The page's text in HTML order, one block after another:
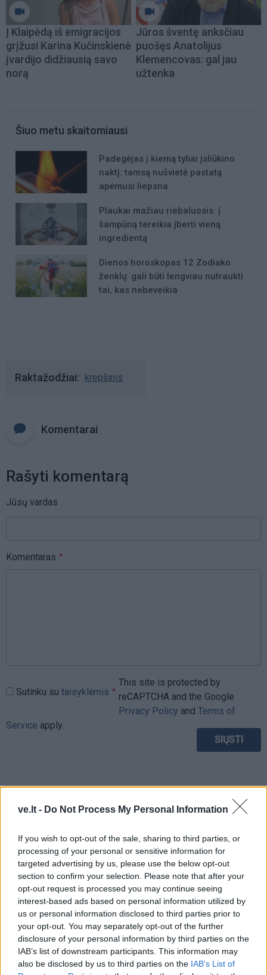
ve.lt - Do Not Process My Personal Information
If you wish to opt-out of the sale, sharing to third parties, or
processing of your personal or sensitive information for
targeted advertising by us, please use the below opt-out
section to confirm your selection. Please note that after your
opt-out request is processed you may continue seeing
interest-based ads based on personal information utilized by
us or personal information disclosed to third parties prior to
your opt-out. You may separately opt-out of the further
disclosure of your personal information by third parties on the
IAB’s list of downstream participants. This information may
also be disclosed by us to third parties on the IAB’s List of
Į Klaipėdą iš emigracijos
grįžusi Karina Kučinskienė
įvardijo didžiausią savo
norą
Jūros šventę anksčiau
puošęs Anatolijus
Klemencovas: gal jau
užtenka
Šiuo metu skaitomiausi
Padegėjas į kiemą tyliai įsliūkino
naktį: tamsą nušvietė pastatą
apėmusi liepsna
Plaukai mažiau riebaluosis: į
šampūną tereikia įberti vieną
ingredientą
Dienos horoskopas 12 Zodiako
ženklų: gali būti lengviau nutraukti
tai, kas nebeveikia
Raktažodžiai krepšinis
Komentarai
Rašyti komentarą
Jūsų vardas
Komentaras
Sutinku su taisyklėmis
This site is protected by
reCAPTCHA and the Google
Privacy Policy and Terms of
Service apply.
TAIP PAT SKAITYKITE